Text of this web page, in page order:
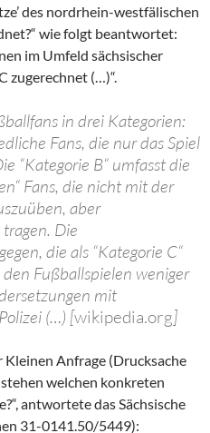
des nordrhein-westfälischen
wie folgt beantwortet:
im Umfeld sächsischer
zugerechnet (…)“.
in drei Kategorien:
Fans, die nur das Spiel
“Kategorie B“ umfasst die
Fans, die nicht mit der
aber
Die
die als “Kategorie C“
Fußballspielen weniger
mit
(…) [wikipedia.org]
Anfrage (Drucksache
welchen konkreten
antwortete das Sächsische
31-0141.50/5449):